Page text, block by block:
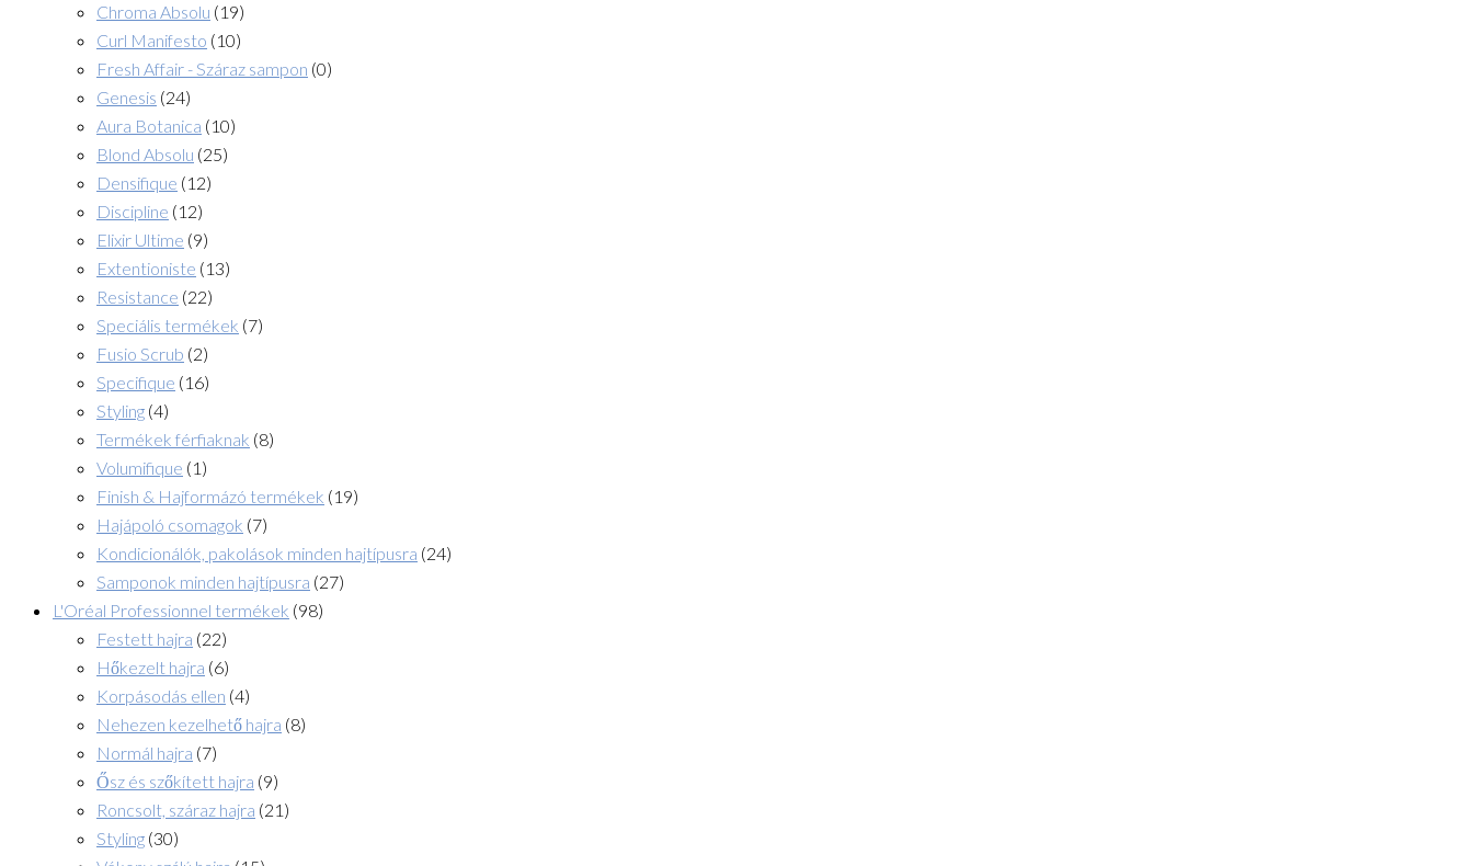
Chroma Absolu (19)
Curl Manifesto (10)
Fresh Affair - Száraz sampon (0)
Genesis (24)
Aura Botanica (10)
Blond Absolu (25)
Densifique (12)
Discipline (12)
Elixir Ultime (9)
Extentioniste (13)
Resistance (22)
Speciális termékek (7)
Fusio Scrub (2)
Specifique (16)
Styling (4)
Termékek férfiaknak (8)
Volumifique (1)
Finish & Hajformázó termékek (19)
Hajápoló csomagok (7)
Kondicionálók, pakolások minden hajtípusra (24)
Samponok minden hajtípusra (27)
L'Oréal Professionnel termékek (98)
Festett hajra (22)
Hőkezelt hajra (6)
Korpásodás ellen (4)
Nehezen kezelhető hajra (8)
Normál hajra (7)
Ősz és szőkített hajra (9)
Roncsolt, száraz hajra (21)
Styling (30)